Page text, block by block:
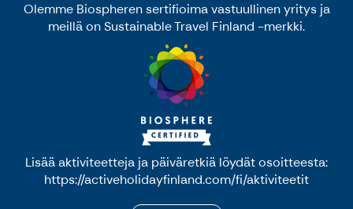
Olemme Biospheren sertifioima vastuullinen yritys ja
meillä on Sustainable Travel Finland -merkki.
Lisää aktiviteetteja ja päiväretkiä löydät osoitteesta:
https://activeholidayfinland.com/fi/aktiviteetit